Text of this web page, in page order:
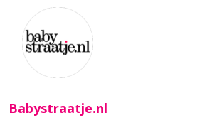
Babystraatje.nl